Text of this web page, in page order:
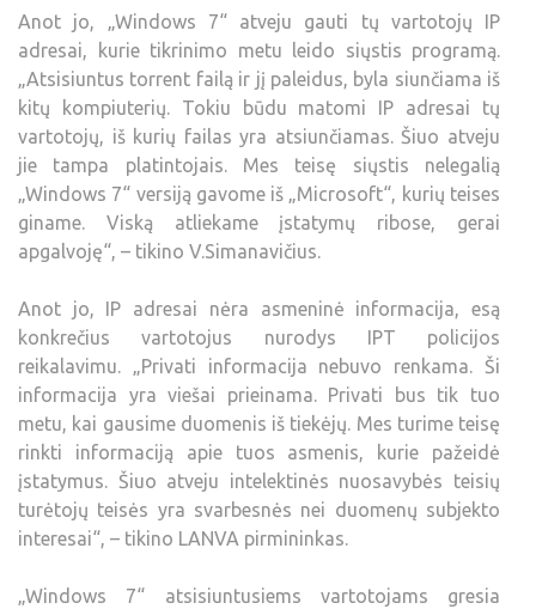
Anot jo, „Windows 7“ atveju gauti tų vartotojų IP
adresai, kurie tikrinimo metu leido siųstis programą.
„Atsisiuntus torrent failą ir jį paleidus, byla siunčiama iš
kitų kompiuterių. Tokiu būdu matomi IP adresai tų
vartotojų, iš kurių failas yra atsiunčiamas. Šiuo atveju
jie tampa platintojais. Mes teisę siųstis nelegalią
„Windows 7“ versiją gavome iš „Microsoft“, kurių teises
giname. Viską atliekame įstatymų ribose, gerai
apgalvoję“, – tikino V.Simanavičius.
Anot jo, IP adresai nėra asmeninė informacija, esą
konkrečius vartotojus nurodys IPT policijos
reikalavimu. „Privati informacija nebuvo renkama. Ši
informacija yra viešai prieinama. Privati bus tik tuo
metu, kai gausime duomenis iš tiekėjų. Mes turime teisę
rinkti informaciją apie tuos asmenis, kurie pažeidė
įstatymus. Šiuo atveju intelektinės nuosavybės teisių
turėtojų teisės yra svarbesnės nei duomenų subjekto
interesai“, – tikino LANVA pirmininkas.
„Windows 7“ atsisiuntusiems vartotojams gresia